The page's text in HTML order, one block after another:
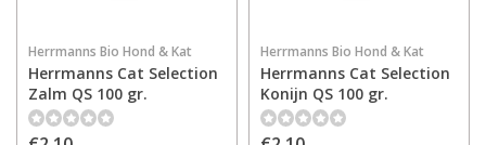
Herrmanns Bio Hond & Kat
Herrmanns Cat Selection
Zalm QS 100 gr.
Herrmanns Bio Hond & Kat
Herrmanns Cat Selection
Konijn QS 100 gr.